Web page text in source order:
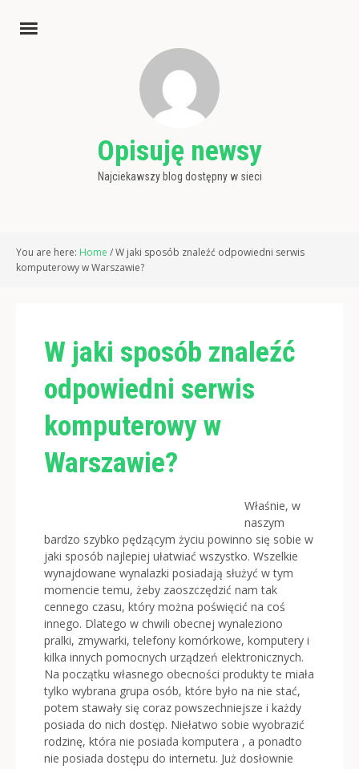
Opisuję newsy
Najciekawszy blog dostępny w sieci
You are here: Home /W jaki sposób znaleźć odpowiedni serwis
komputerowy w Warszawie?
W jaki sposób znaleźć
odpowiedni serwis
komputerowy w
Warszawie?
Właśnie, w
naszym
bardzo szybko pędzącym życiu powinno się sobie w
jaki sposób najlepiej ułatwiać wszystko. Wszelkie
wynajdowane wynalazki posiadają służyć w tym
momencie temu, żeby zaoszczędzić nam tak
cennego czasu, który można poświęcić na coś
innego. Dlatego w chwili obecnej wynaleziono
pralki, zmywarki, telefony komórkowe, komputery i
kilka innych pomocnych urządzeń elektronicznych.
Na początku własnego obecności produkty te miała
tylko wybrana grupa osób, które było na nie stać,
potem stawały się coraz powszechniejsze i każdy
posiada do nich dostęp. Niełatwo sobie wyobrazić
rodzinę, która nie posiada komputera , a ponadto
nie posiada dostępu do internetu. Już dosłownie